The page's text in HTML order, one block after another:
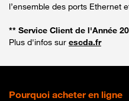
l’ensemble des ports Ethernet
** Service Client de l'Année
Plus d'infos sur escda.fr
Pourquoi acheter en ligne